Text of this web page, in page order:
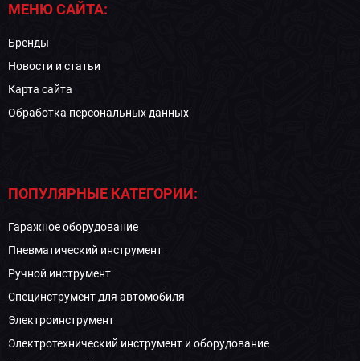
МЕНЮ САЙТА:
Бренды
Новости и статьи
Карта сайта
Обработка персональных данных
ПОПУЛЯРНЫЕ КАТЕГОРИИ:
Гаражное оборудование
Пневматический инструмент
Ручной инструмент
Специнструмент для автомобиля
Электроинструмент
Электротехнический инструмент и оборудование